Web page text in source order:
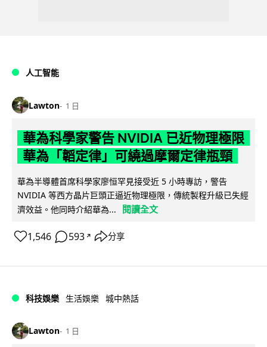
人工智能
Lawton 1 日
華為科學家警告 NVIDIA 已近物理極限
華為「韜定律」可繞過摩爾定律瓶頸
華為半導體首席科學家廖恒罕見接受近 5 小時專訪，警告
NVIDIA 等西方晶片巨頭正逼近物理極限，傳統製程升級已失經
濟效益。他同時介紹華為...
閱讀全文
1,546 593 ↗ 分享
科技娛樂 生活娛樂 城中熱話
Lawton 1 日